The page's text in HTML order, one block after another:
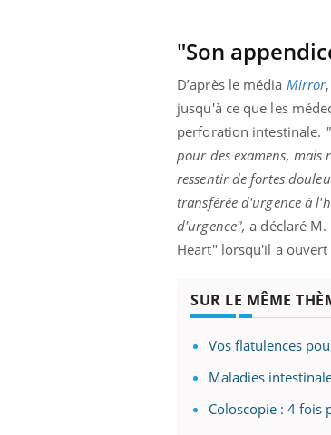
"Son
D’après le média Mirror
jusqu'à ce que les
perforation intestinale.
pour des examens, mais
ressentir de fortes
transférée d'urgence à
d'urgence", a déclaré
Heart" lorsqu'il a
SUR LE MÊME
Vos flatulences
Maladies
Coloscopie : 4 fois